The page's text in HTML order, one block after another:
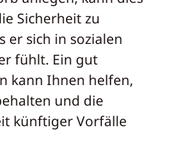
Sicherheit zu
er sich in sozialen
fühlt. Ein gut
kann Ihnen helfen,
und die
künftiger Vorfälle